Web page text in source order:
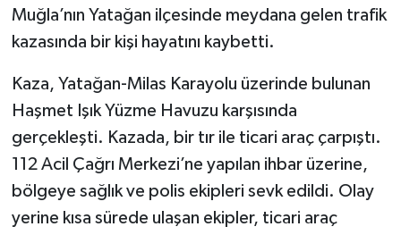
Muğla’nın Yatağan ilçesinde meydana gelen trafik
kazasında bir kişi hayatını kaybetti.
Kaza, Yatağan-Milas Karayolu üzerinde bulunan
Haşmet Işık Yüzme Havuzu karşısında
gerçekleşti. Kazada, bir tır ile ticari araç çarpıştı.
112 Acil Çağrı Merkezi’ne yapılan ihbar üzerine,
bölgeye sağlık ve polis ekipleri sevk edildi. Olay
yerine kısa sürede ulaşan ekipler, ticari araç
SPOR
Yerel